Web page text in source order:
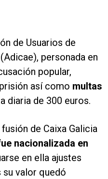
de Usuarios de
personada en
popular,
así como multas
diaria de 300 euros.
de Caixa Galicia
nacionalizada en
en ella ajustes
valor quedó